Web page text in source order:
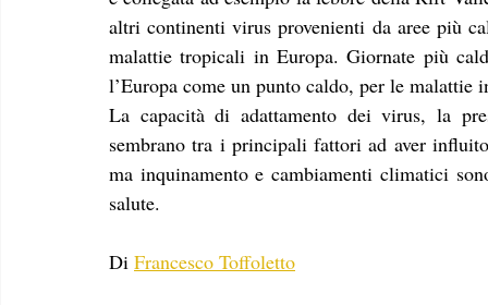
altri continenti virus provenienti da aree più
malattie tropicali in Europa. Giornate più
l’Europa come un punto caldo, per le malattie
La capacità di adattamento dei virus, la
sembrano tra i principali fattori ad aver
ma inquinamento e cambiamenti climatici
salute.
Di Francesco Toffoletto